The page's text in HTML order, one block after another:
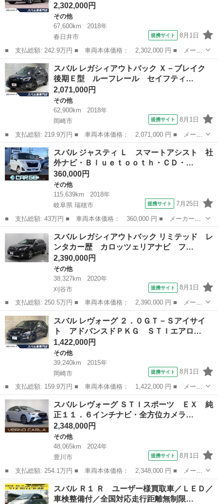
2,302,000円
その他
67,600km
2018年
春日井市
提携サイト 8月1日
■ 支払総額: 242.9万円 ■ 車両本体価格： 2,302,000 円 ■ メーカ
ー名： スバル ■ 車種名： レガシィアウトバック ■ グレード
名： リミテッド 後期Ｅ型 サンルーフ セイフティプラス 純正
ナビ バッ...
愛知 春日井市
スバル レガシィアウトバック Ｘ－ブレイク
後期Ｅ型 ルーフレール セイフティ…
2,071,000円
その他
62,900km
2018年
岡崎市
提携サイト 8月1日
■ 支払総額: 219.9万円 ■ 車両本体価格： 2,071,000 円 ■ メーカ
ー名： スバル ■ 車種名： レガシィアウトバック ■ グレード
名： Ｘ－ブレイク 後期Ｅ型 ルーフレール セイフティプラス
禁煙車 純...
愛知 岡崎市
スバル ジャスティ Ｌ スマートアシスト 社
外ナビ・Ｂｌｕｅｔｏｏｔｈ・ＣＤ・…
360,000円
その他
115,639km
2018年
岐阜県 瑞穂市
提携サイト 7月25日
■ 支払総額: 43万円 ■ 車両本体価格： 360,000 円 ■ メーカー
名： スバル ■ 車種名： ジャスティ ■ グレード名： Ｌ スマ
ートアシスト 社外ナビ・Ｂｌｕｅｔｏｏｔｈ・ＣＤ・ＤＶＤ・バッ
クカメラ・片側電...
岐阜 瑞穂市
スバル レガシィアウトバック リミテッド レ
ンタカー歴 カロッツェリアナビ フ…
2,390,000円
その他
38,327km
2020年
刈谷市
提携サイト 8月1日
■ 支払総額: 250.5万円 ■ 車両本体価格： 2,390,000 円 ■ メーカ
ー名： スバル ■ 車種名： レガシィアウトバック ■ グレード
名： リミテッド レンタカー歴 カロッツェリアナビ フルセグＴ
Ｖ 車線逸...
愛知 刈谷市
スバル レヴォーグ ２．０ＧＴ－Ｓアイサイ
ト アドバンスドＰＫＧ ＳＴＩエアロ…
1,422,000円
その他
39,240km
2015年
岡崎市
提携サイト 8月1日
■ 支払総額: 159.9万円 ■ 車両本体価格： 1,422,000 円 ■ メーカ
ー名： スバル ■ 車種名： レヴォーグ ■ グレード名： ２．０
ＧＴ－Ｓアイサイト アドバンスドＰＫＧ ＳＴＩエアロ 黒革シー
ト パナ...
愛知 岡崎市
スバル レヴォーグ ＳＴＩスポーツ ＥＸ 純
正１１．６インチナビ・全方位カメラ…
2,348,000円
その他
48,065km
2024年
豊川市
提携サイト 8月1日
■ 支払総額: 254.1万円 ■ 車両本体価格： 2,348,000 円 ■ メーカ
ー名： スバル ■ 車種名： レヴォーグ ■ グレード名： ＳＴＩ
スポーツ ＥＸ 純正１１．６インチナビ・全方位カメラ・パワーゲ
ート・ハ...
愛知 豊川市
スバル Ｒ１ Ｒ ユーザー様買取車／ＬＥＤ／
車検整備付／全国対応走行距離無制限…